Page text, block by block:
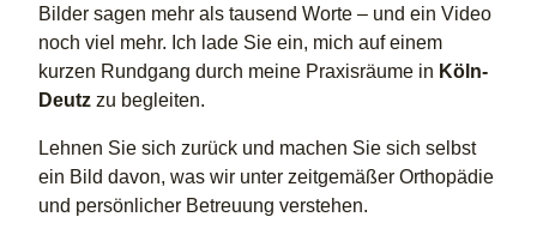
Bilder sagen mehr als tausend Worte – und ein Video
noch viel mehr. Ich lade Sie ein, mich auf einem
kurzen Rundgang durch meine Praxisräume in Köln-
Deutz zu begleiten.
Lehnen Sie sich zurück und machen Sie sich selbst
ein Bild davon, was wir unter zeitgemäßer Orthopädie
und persönlicher Betreuung verstehen.